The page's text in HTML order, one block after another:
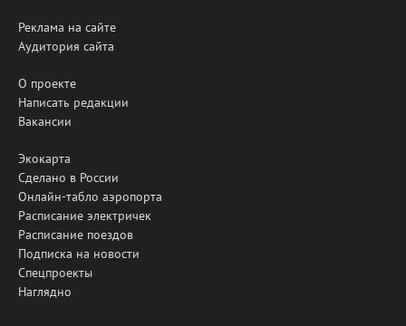
Реклама на сайте
Аудитория сайта
О проекте
Написать редакции
Вакансии
Экокарта
Сделано в России
Онлайн-табло аэропорта
Расписание электричек
Расписание поездов
Подписка на новости
Спецпроекты
Наглядно